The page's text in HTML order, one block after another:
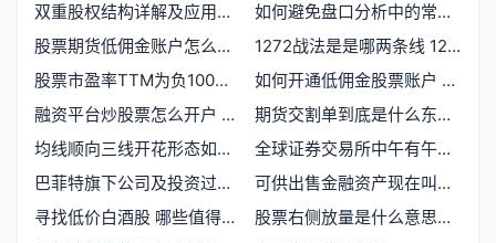
双重股权结构详解及应用案例
如何避免盘口分析中的常见问题
股票期货低佣金账户怎么开通及具体操作流程
1272战法是是哪两条线 1272战法图解
股票市盈率TTM为负100多说明什么
如何开通低佣金股票账户 常见开户渠道及优惠技巧
融资平台炒股票怎么开户 融资融券开通条件及流程
期货交割单到底是什么东西？投资者必须了解的交割知识
均线顺向三线开花形态如何识别看涨信号
全球证券交易所中午有午休吗？
巴菲特旗下公司及投资过的企业有哪些
可供出售金融资产现在叫什么名字
寻找低价白酒股 哪些值得关注
股票右侧放量是什么意思？如何把握交易机会